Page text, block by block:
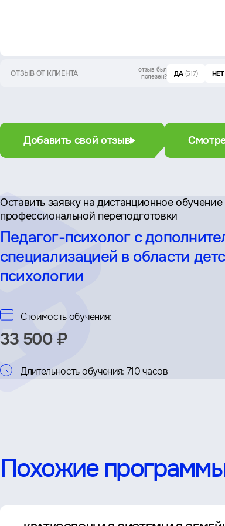
ОТЗЫВ ОТ КЛИЕНТА
отзыв был
полезен?
ДА (517) НЕТ
Добавить свой отзыв
Оставить заявку на дистан­ционное
профессиональной переподготовки
Педагог-психолог с
специализацией в области
психологии
Стоимость обучения:
33 500 ₽
Длительность обучения: 710 часов
Похожие